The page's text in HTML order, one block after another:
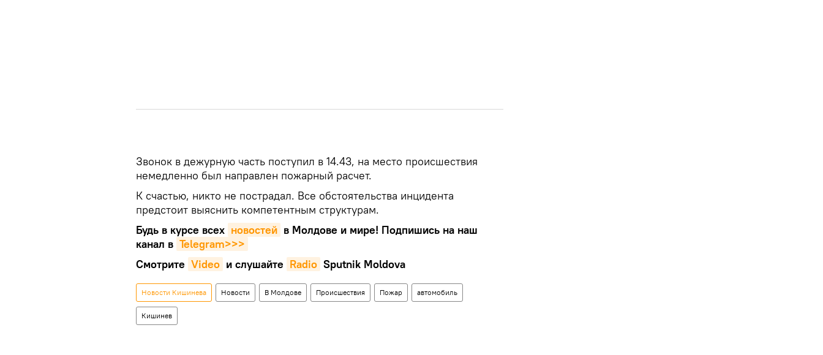
Звонок в дежурную часть поступил в 14.43, на место происшествия
немедленно был направлен пожарный расчет.
К счастью, никто не пострадал. Все обстоятельства инцидента
предстоит выяснить компетентным структурам.
Будь в курсе всех новостей в Молдове и мире! Подпишись на наш
канал в Telegram>>>
Смотрите Video и слушайте Radio Sputnik Moldova
Новости Кишинева Новости В Молдове Происшествия Пожар автомобиль
Кишинев